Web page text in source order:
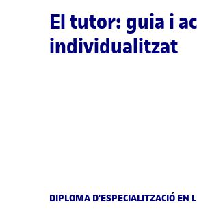
El tutor: guia i
individualitzat
DIPLOMA D'ESPECIALITZACIÓ EN